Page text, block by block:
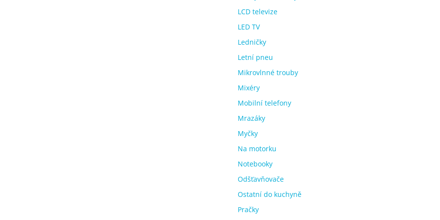
LCD televize
LED TV
Ledničky
Letní pneu
Mikrovlnné trouby
Mixéry
Mobilní telefony
Mrazáky
Myčky
Na motorku
Notebooky
Odšťavňovače
Ostatní do kuchyně
Pračky